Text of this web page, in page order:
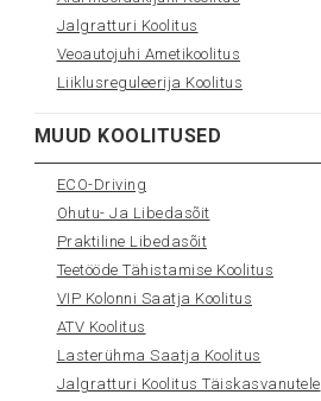
Jalgratturi Koolitus
Veoautojuhi Ametikoolitus
Liiklusreguleerija Koolitus
MUUD KOOLITUSED
ECO-Driving
Ohutu- Ja Libedasõit
Praktiline Libedasõit
Teetööde Tähistamise Koolitus
VIP Kolonni Saatja Koolitus
ATV Koolitus
Lasterühma Saatja Koolitus
Jalgratturi Koolitus Täiskasvanutele